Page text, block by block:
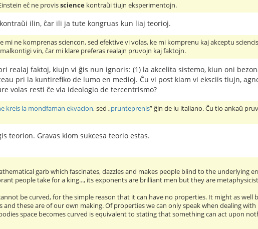
eĉ ne provisscience kontraŭi tiujn eksperimentojn.
ilin, ĉar ili ja tute kongruas kun liaj teorioj.
mi ne komprenas sciencon, sed efektive vi volas, ke mi komprenu kaj akceptu
vin, ĉar mi klare preferas realajn pruvojn kaj faktojn.
realaj faktoj, kiujn vi ĝis nun ignoris: (1) la akcelita sistemo, kiun oni
pri la kuntirefiko de lumo en medioj. Ĉu vi post kiam vi eksciis tiujn,
volas resti ĉe via ideologio de tercentrismo?
kreis la mondfaman ekvacion, sed „prunteprenis” ĝin de iu italiano. Ĉu tio ankaŭ
teorion. Gravas kiom sukcesa teorio estas.
garb which fascinates, dazzles and makes people blind to the underlying
people take for a king..., its exponents are brilliant men but they are
be curved, for the simple reason that it can have no properties. It might as well
these are of our own making. Of properties we can only speak when dealing
space becomes curved is equivalent to stating that something can act upon